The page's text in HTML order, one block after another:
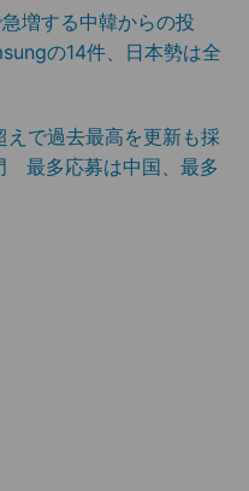
増する中韓からの投
の14件、日本勢は全
で過去最高を更新も採
最多応募は中国、最多